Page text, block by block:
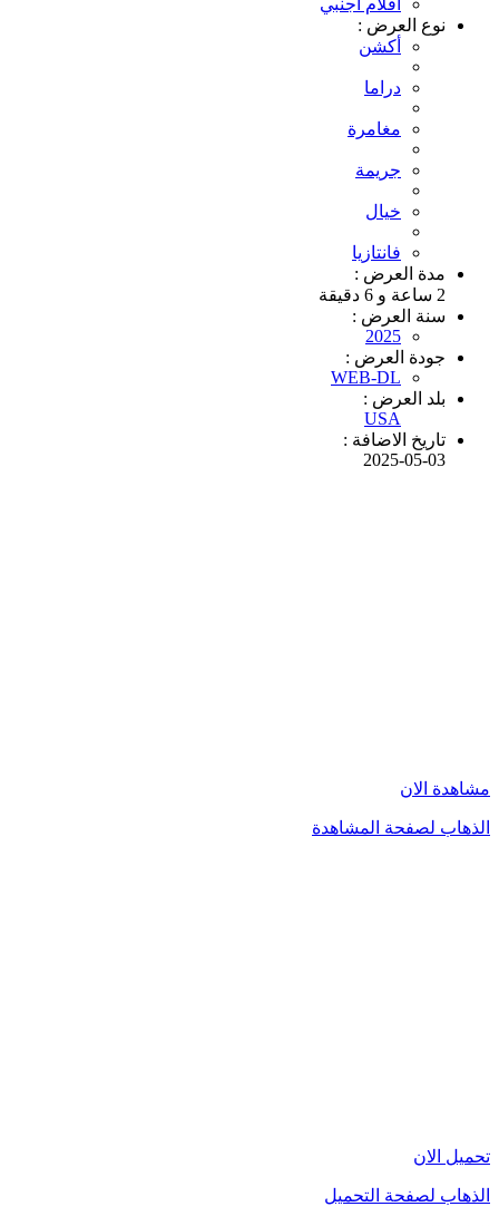
افلام اجنبي
نوع العرض :
أكشن
دراما
مغامرة
جريمة
خيال
فانتازيا
مدة العرض :
2 ساعة و 6 دقيقة
سنة العرض :
2025
جودة العرض :
WEB-DL
بلد العرض :
USA
تاريخ الاضافة :
2025-05-03
مشاهدة الان
الذهاب لصفحة المشاهدة
تحميل الان
الذهاب لصفحة التحميل